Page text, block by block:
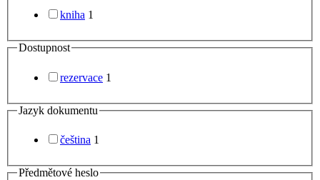
kniha 1
Dostupnost
rezervace 1
Jazyk dokumentu
čeština 1
Předmětové heslo